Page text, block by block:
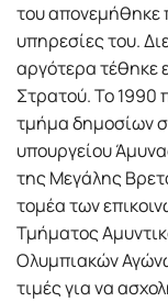
του απονεμήθηκε
υπηρεσίες του.
αργότερα τέθηκε
Στρατού. Το 1990
τμήμα δημοσίων
υπουργείου
της Μεγάλης
τομέα των
Τμήματος
Ολυμπιακών
τιμές για να